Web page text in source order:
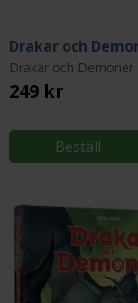
Drakar och Demoner
249 kr
Beställ